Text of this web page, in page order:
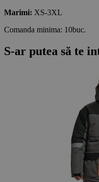
Marimi: XS-3XL
Comanda minima: 10buc.
S-ar putea să te